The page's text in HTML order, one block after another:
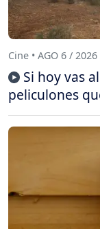
Cine • AGO 6 / 2026
Si hoy vas
peliculones